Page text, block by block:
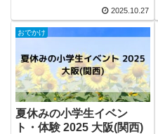
2025.10.27
おでかけ
夏休みの小学生イベン
ト・体験 2025 大阪(関西)